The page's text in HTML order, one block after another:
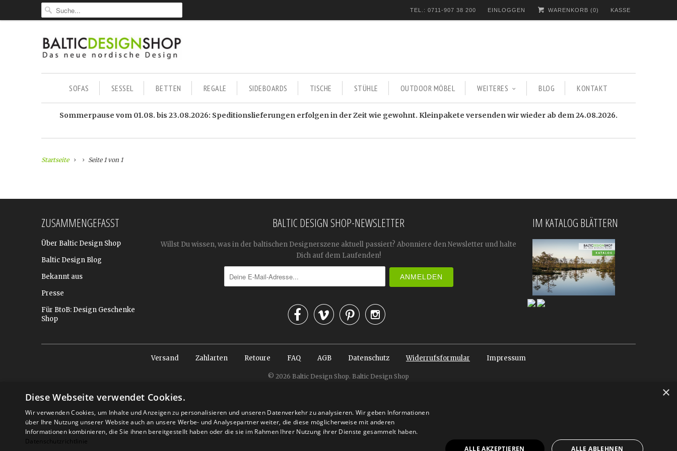
TEL.: 0711-907 38 200 EINLOGGEN WARENKORB (0) KASSE
SOFAS SESSEL BETTEN REGALE SIDEBOARDS TISCHE STÜHLE OUTDOOR MÖBEL WEITERES BLOG KONTAKT
Sommerpause vom 01.08. bis 23.08.2026: Speditionslieferungen erfolgen in der Zeit wie gewohnt. Kleinpakete versenden wir wieder ab dem 24.08.2026.
Startseite Seite 1 von 1
ZUSAMMENGEFASST
Über Baltic Design Shop
Baltic Design Blog
Bekannt aus
Presse
Für BtoB: Design Geschenke
Shop
BALTIC DESIGN SHOP-NEWSLETTER
Willst Du wissen, was in der baltischen Designerszene aktuell passiert? Abonniere den Newsletter und halte
Dich auf dem Laufenden!

IM KATALOG BLÄTTERN
Versand Zahlarten Retoure FAQ AGB Datenschutz Widerrufsformular Impressum
© 2026 Baltic Design Shop. Baltic Design Shop
×
Diese Webseite verwendet Cookies.
Wir verwenden Cookies, um Inhalte und Anzeigen zu personalisieren und unseren Datenverkehr zu analysieren. Wir geben Informationen
über Ihre Nutzung unserer Website auch an unsere Werbe- und Analysepartner weiter, die diese möglicherweise mit anderen
Informationen kombinieren, die Sie ihnen bereitgestellt haben oder die sie im Rahmen Ihrer Nutzung ihrer Dienste gesammelt haben.
Datenschutzrichtlinie
ALLE AKZEPTIEREN
ALLE ABLEHNEN